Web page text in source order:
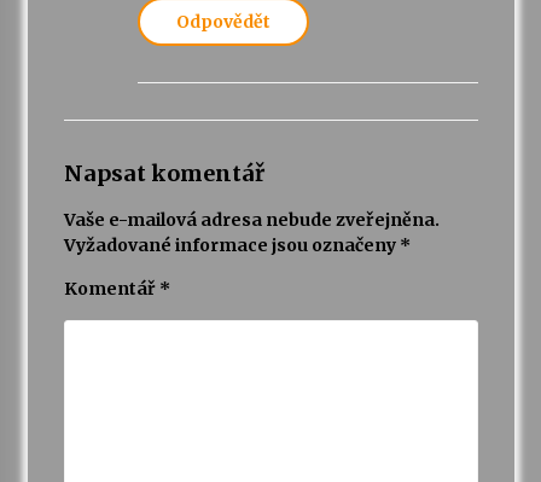
Odpovědět
Napsat komentář
Vaše e-mailová adresa nebude zveřejněna.
Vyžadované informace jsou označeny *
Komentář *